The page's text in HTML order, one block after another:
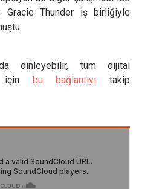
Gracie Thunder iş birliğiyle
dinleyebilir, tüm dijital
için bu bağlantıyı takip